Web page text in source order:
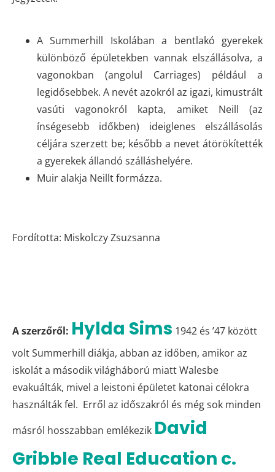
A Summerhill Iskolában a bentlakó gyerekek
különböző épületekben vannak elszállásolva, a
vagonokban (angolul Carriages) például a
legidősebbek. A nevét azokról az igazi, kimustrált
vasúti vagonokról kapta, amiket Neill (az
ínségesebb időkben) ideiglenes elszállásolás
céljára szerzett be; később a nevet átörökítették
a gyerekek állandó szálláshelyére.
Muir alakja Neillt formázza.
Fordította: Miskolczy Zsuzsanna
A szerzőről: Hylda Sims 1942 és ’47 között
volt Summerhill diákja, abban az időben, amikor az
iskolát a második világháború miatt Walesbe
evakuálták, mivel a leistoni épületet katonai célokra
használták fel. Erről az időszakról és még sok minden
másról hosszabban emlékezik David
Gribble Real Education c.